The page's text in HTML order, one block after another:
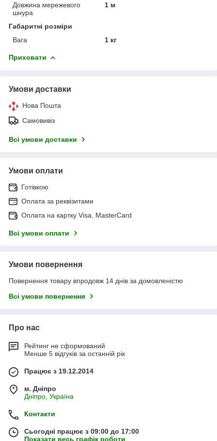
Довжина мережевого
шнура
1 м
Габаритні розміри
Вага
1 кг
Приховати
Умови доставки
Нова Пошта
Самовивіз
Всі умови доставки
Умови оплати
Готівкою
Оплата за реквізитами
Оплата на картку Visa, MasterCard
Всі умови оплати
Умови повернення
Повернення товару впродовж 14 днів за домовленістю
Всі умови повернення
Про нас
Рейтинг не сформований
Менше 5 відгуків за останній рік
Працює з 19.12.2014
м. Дніпро
Дніпро, Україна
Контакти
Сьогодні працює з 09:00 до 17:00
Показати весь графік роботи